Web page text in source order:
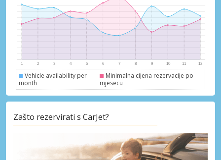
Vehicle availability per
month
Minimalna cijena rezervacije po
mjesecu
Zašto rezervirati s CarJet?